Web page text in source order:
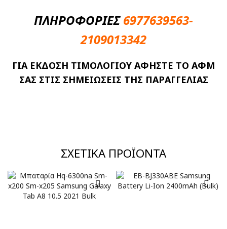
ΠΛΗΡΟΦΟΡΙΕΣ6977639563-
2109013342
ΓΙΑ ΕΚΔΟΣΗ ΤΙΜΟΛΟΓΙΟΥ ΑΦΗΣΤΕ ΤΟ ΑΦΜ
ΣΑΣ ΣΤΙΣ ΣΗΜΕΙΩΣΕΙΣ ΤΗΣ ΠΑΡΑΓΓΕΛΙΑΣ
ΣΧΕΤΙΚΆ ΠΡΟΪΌΝΤΑ